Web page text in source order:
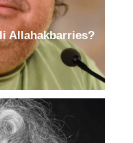
Allahakbarries?